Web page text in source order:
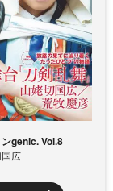
genic. Vol.8
広